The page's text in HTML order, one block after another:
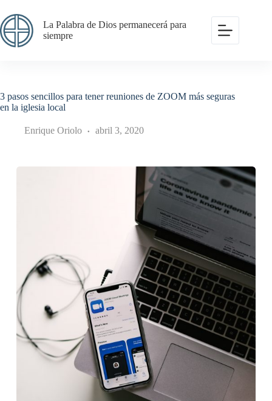
al
contenido
La Palabra de Dios permanecerá para
siempre
3 pasos sencillos para tener reuniones de ZOOM más seguras
en la iglesia local
Enrique Oriolo abril 3, 2020